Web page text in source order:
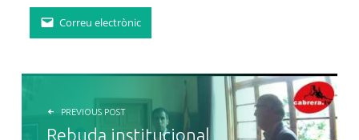
Correu electrònic
NAVEGACIÓ D'ENTRADES
PREVIOUS POST
Rebuda institucional